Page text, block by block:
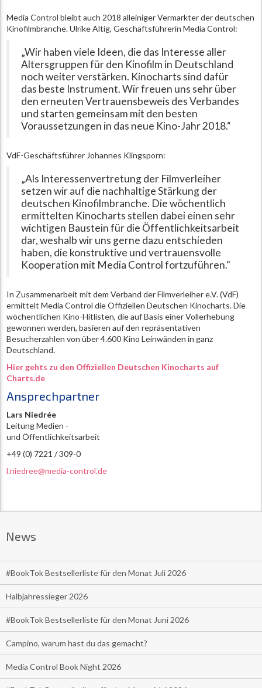
Media Control bleibt auch 2018 alleiniger Vermarkter der deutschen
Kinofilmbranche.Ulrike Altig, Geschäftsführerin Media Control:
„Wir haben viele Ideen, die das Interesse aller
Altersgruppen für den Kinofilm in Deutschland
noch weiter verstärken. Kinocharts sind dafür
das beste Instrument. Wir freuen uns sehr über
den erneuten Vertrauensbeweis des Verbandes
und starten gemeinsam mit den besten
Voraussetzungen in das neue Kino-Jahr 2018.“
VdF-Geschäftsführer Johannes Klingsporn:
„Als Interessenvertretung der Filmverleiher
setzen wir auf die nachhaltige Stärkung der
deutschen Kinofilmbranche. Die wöchentlich
ermittelten Kinocharts stellen dabei einen sehr
wichtigen Baustein für die Öffentlichkeitsarbeit
dar, weshalb wir uns gerne dazu entschieden
haben, die konstruktive und vertrauensvolle
Kooperation mit Media Control fortzuführen."
In Zusammenarbeit mit dem Verband der Filmverleiher e.V. (VdF)
ermittelt Media Control die Offiziellen Deutschen Kinocharts. Die
wöchentlichen Kino-Hitlisten, die auf Basis einer Vollerhebung
gewonnen werden, basieren auf den repräsentativen
Besucherzahlen von über 4.600 Kino Leinwänden in ganz
Deutschland.
Hier gehts zu den Offiziellen Deutschen Kinocharts auf
Charts.de
Ansprechpartner
Lars Niedrée
Leitung Medien -
und Öffentlichkeitsarbeit
+49 (0) 7221 / 309-0
l.niedree@media-control.de
News
#BookTok Bestsellerliste für den Monat Juli 2026
Halbjahressieger 2026
#BookTok Bestsellerliste für den Monat Juni 2026
Campino, warum hast du das gemacht?
Media Control Book Night 2026